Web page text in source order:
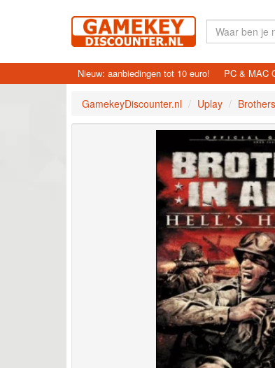
Nieuw: aanbiedingen tot 10 euro! PC & MAC
GamekeyDiscounter.nl Uplay